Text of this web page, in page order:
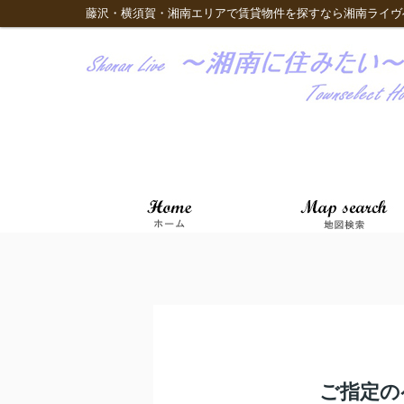
藤沢・横須賀・湘南エリアで賃貸物件を探すなら湘南ライ
ご指定